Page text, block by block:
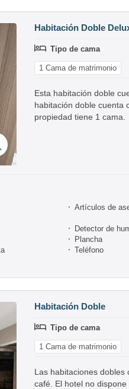
Habitación Doble
Tipo de cama
1 Cama de matrimonio
Esta habitación doble
habitación doble cuenta
propiedad tiene 1 cama.
Artículos de
Detector de
Plancha
Teléfono
Habitación Doble
Tipo de cama
1 Cama de matrimonio
Las habitaciones
café. El hotel no